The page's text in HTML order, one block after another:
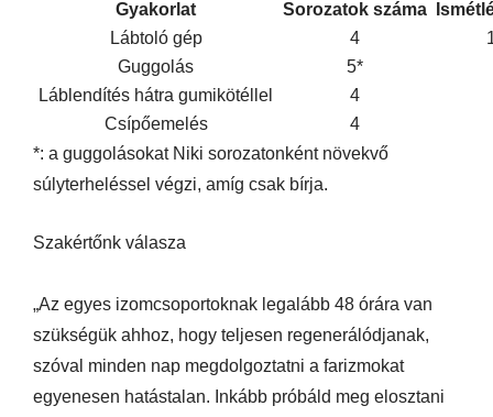
Gyakorlat Sorozatok száma
Lábtoló gép
4
Guggolás
5*
Láblendítés hátra gumikötéllel
4
Csípőemelés
4
*: a guggolásokat Niki sorozatonként növekvő
súlyterheléssel végzi, amíg csak bírja.
Szakértőnk válasza
„Az egyes izomcsoportoknak legalább 48 órára van
szükségük ahhoz, hogy teljesen regenerálódjanak,
szóval minden nap megdolgoztatni a farizmokat
egyenesen hatástalan. Inkább próbáld meg elosztani